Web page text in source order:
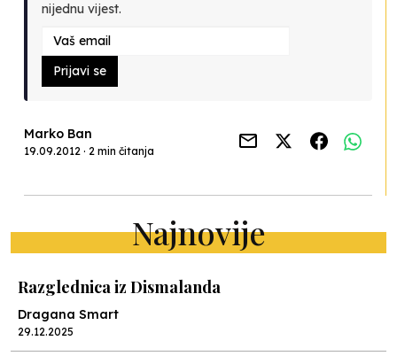
nijednu vijest.
Prijavi se
Marko Ban
19.09.2012 · 2 min čitanja
Najnovije
Razglednica iz Dismalanda
Dragana Smart
29.12.2025